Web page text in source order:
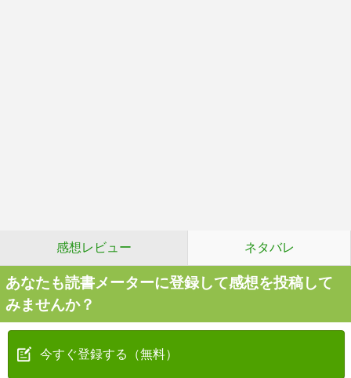
感想レビュー ネタバレ
あなたも読書メーターに登録して感想を投稿して
みませんか？
今すぐ登録する（無料）